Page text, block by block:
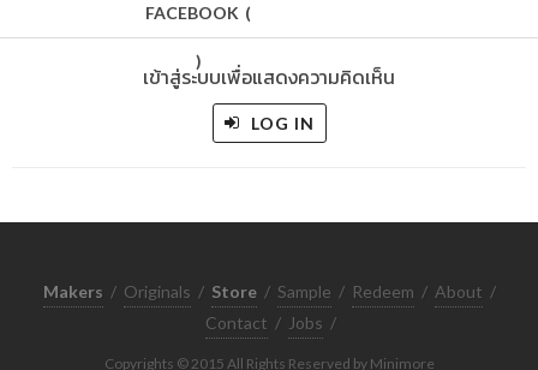
FACEBOOK (
)
เข้าสู่ระบบเพื่อแสดงความคิดเห็น
LOG IN
Makers / Originals / Store / Sample / Redeem / About /
Contact / Jobs /
Copyrights © 2015 All Rights Reserved by Minimore